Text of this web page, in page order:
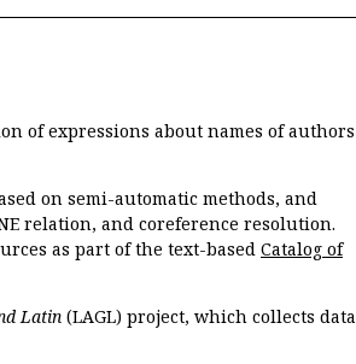
of expressions about names of authors
on semi-automatic methods, and
relation, and coreference resolution.
as part of the text-based Catalog of
Latin (LAGL) project, which collects data